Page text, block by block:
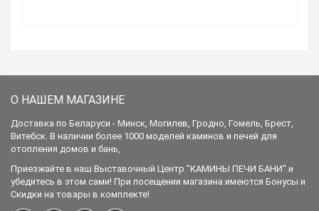
О НАШЕМ МАГАЗИНЕ
Доставка по Беларуси - Минск, Могилев, Гродно, Гомель, Брест,
Витебск. В наличии более 1000 моделей каминов и печей для
отопления домов и бань,
Приезжайте в наш Выставочный Центр "КАМИНЫ ПЕЧИ БАНИ" и
убедитесь в этом сами! При посещении магазина имеются Бонусы и
Скидки на товары в комплекте!